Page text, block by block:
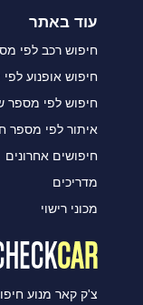
עוד באתר
חיפוש רכב לפי
חיפוש אופנוע
חיפוש לפי מספר
איתור לפי מספר
חיפושים אחרונים
מדריכים
מכוני רישוי
צ'ק קאר מנוע